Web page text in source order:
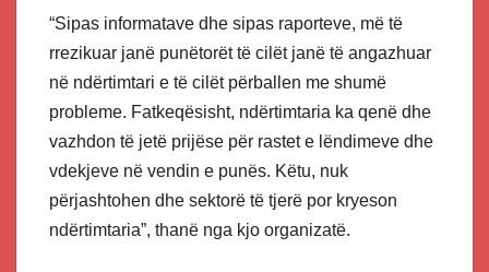
“Sipas informatave dhe sipas raporteve, më të
rrezikuar janë punëtorët të cilët janë të angazhuar
në ndërtimtari e të cilët përballen me shumë
probleme. Fatkeqësisht, ndërtimtaria ka qenë dhe
vazhdon të jetë prijëse për rastet e lëndimeve dhe
vdekjeve në vendin e punës. Këtu, nuk
përjashtohen dhe sektorë të tjerë por kryeson
ndërtimtaria”, thanë nga kjo organizatë.